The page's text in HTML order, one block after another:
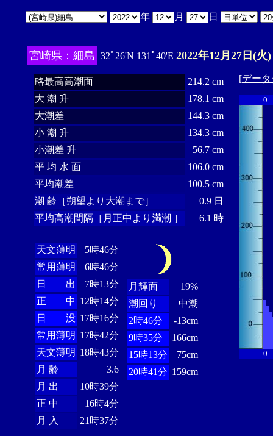
年 月 日
宮崎県：細島 32ﾟ26'N 131ﾟ40'E 2022年12月27日(火)
略最高高潮面
214.2 cm
大 潮 升
178.1 cm
大潮差
144.3 cm
小 潮 升
134.3 cm
小潮差 升
56.7 cm
平 均 水 面
106.0 cm
平均潮差
100.5 cm
潮 齢［朔望より大潮まで］
0.9 日
平均高潮間隔［月正中より満潮 ］
6.1 時
天文薄明
5時46分
常用薄明
6時46分
日 出
7時13分
正 中 12時14分
日 没 17時16分
常用薄明 17時42分
天文薄明 18時43分
月 齢
3.6
月 出
10時39分
正 中
16時4分
月 入
21時37分
月輝面
19%
潮回り
中潮
2時46分
-13cm
9時35分
166cm
15時13分
75cm
20時41分 159cm
[デー
0
0